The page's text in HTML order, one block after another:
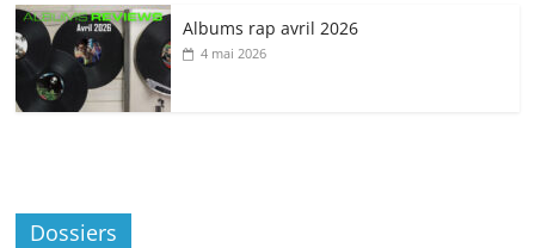
Albums rap avril 2026
4 mai 2026
Dossiers